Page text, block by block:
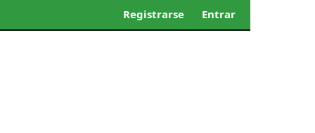
Registrarse Entrar